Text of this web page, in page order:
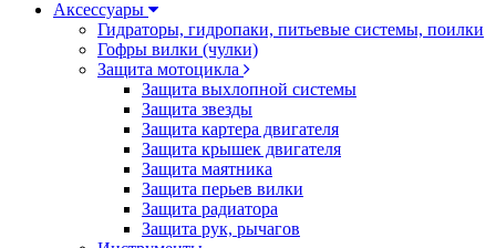
Аксессуары
Гидраторы, гидропаки, питьевые системы, поилки
Гофры вилки (чулки)
Защита мотоцикла
Защита выхлопной системы
Защита звезды
Защита картера двигателя
Защита крышек двигателя
Защита маятника
Защита перьев вилки
Защита радиатора
Защита рук, рычагов